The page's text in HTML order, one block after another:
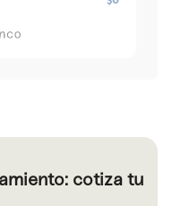
cotiza tu